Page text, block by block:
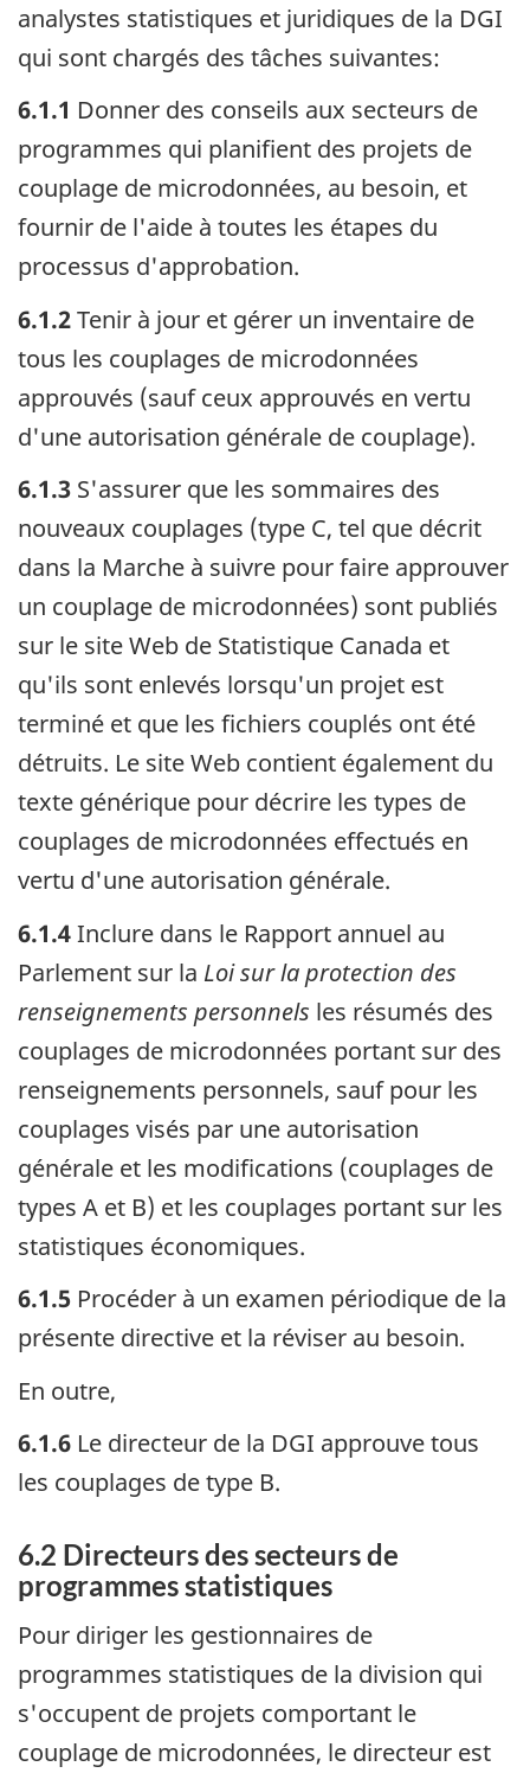
analystes statistiques et juridiques de la DGI
qui sont chargés des tâches suivantes:
6.1.1 Donner des conseils aux secteurs de
programmes qui planifient des projets de
couplage de microdonnées, au besoin, et
fournir de l'aide à toutes les étapes du
processus d'approbation.
6.1.2Tenir à jour et gérer un inventaire de
tous les couplages de microdonnées
approuvés (sauf ceux approuvés en vertu
d'une autorisation générale de couplage).
6.1.3 S'assurer que les sommaires des
nouveaux couplages (type C, tel que décrit
dans la Marche à suivre pour faire approuver
un couplage de microdonnées) sont publiés
sur le site Web de Statistique Canada et
qu'ils sont enlevés lorsqu'un projet est
terminé et que les fichiers couplés ont été
détruits. Le site Web contient également du
texte générique pour décrire les types de
couplages de microdonnées effectués en
vertu d'une autorisation générale.
6.1.4Inclure dans le Rapport annuel au
Parlement sur la Loi sur la protection des
renseignements personnels les résumés des
couplages de microdonnées portant sur des
renseignements personnels, sauf pour les
couplages visés par une autorisation
générale et les modifications (couplages de
types A et B) et les couplages portant sur les
statistiques économiques.
6.1.5 Procéder à un examen périodique de la
présente directive et la réviser au besoin.
En outre,
6.1.6 Le directeur de la DGI approuve tous
les couplages de type B.
6.2 Directeurs des secteurs de
programmes statistiques
Pour diriger les gestionnaires de
programmes statistiques de la division qui
s'occupent de projets comportant le
couplage de microdonnées, le directeur est